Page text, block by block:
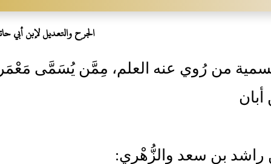
الجرح والتعديل لإبن أبي
من رُوي عنه العلم، مِمَّن يُسَمَّى
بن سعد والزُّهْري: